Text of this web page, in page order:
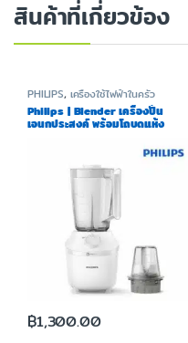
สินค้าที่เกี่ยวข้อง
PHILIPS, เครื่องใช้ไฟฟ้าในครัว
Philips | Blender เครื่องปั่น
เอนกประสงค์ พร้อมโถบดแห้ง
฿1,300.00